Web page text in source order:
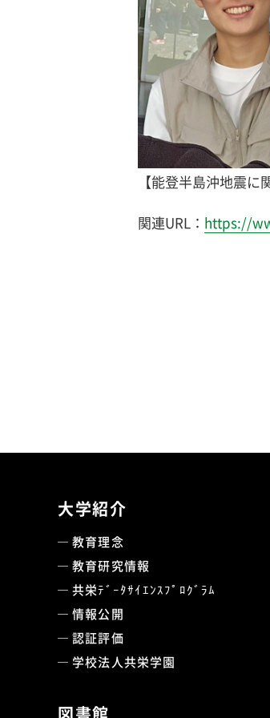
【能登半島沖地震に
関連URL： https://
大学紹介
教育理念
教育研究情報
共栄ﾃﾞｰﾀｻｲｴﾝｽﾌﾟﾛｸﾞﾗﾑ
情報公開
認証評価
学校法人共栄学園